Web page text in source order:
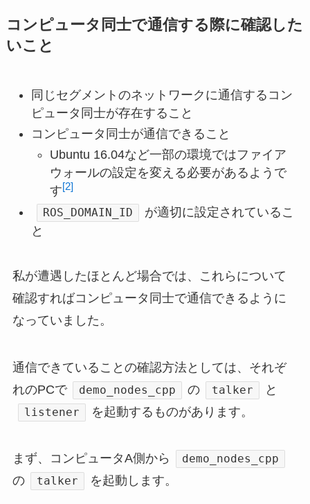
コンピュータ同士で通信する際に確認した
いこと
同じセグメントのネットワークに通信するコン
ピュータ同士が存在すること
コンピュータ同士が通信できること
Ubuntu 16.04など一部の環境ではファイア
ウォールの設定を変える必要があるようで
す[2]
ROS_DOMAIN_ID
が適切に設定されているこ
と
私が遭遇したほとんど場合では、これらについて
確認すればコンピュータ同士で通信できるように
なっていました。
通信できていることの確認方法としては、それぞ
れのPCで
demo_nodes_cpp の talker と
listener を起動するものがあります。
まず、コンピュータA側から demo_nodes_cpp
の talker を起動します。